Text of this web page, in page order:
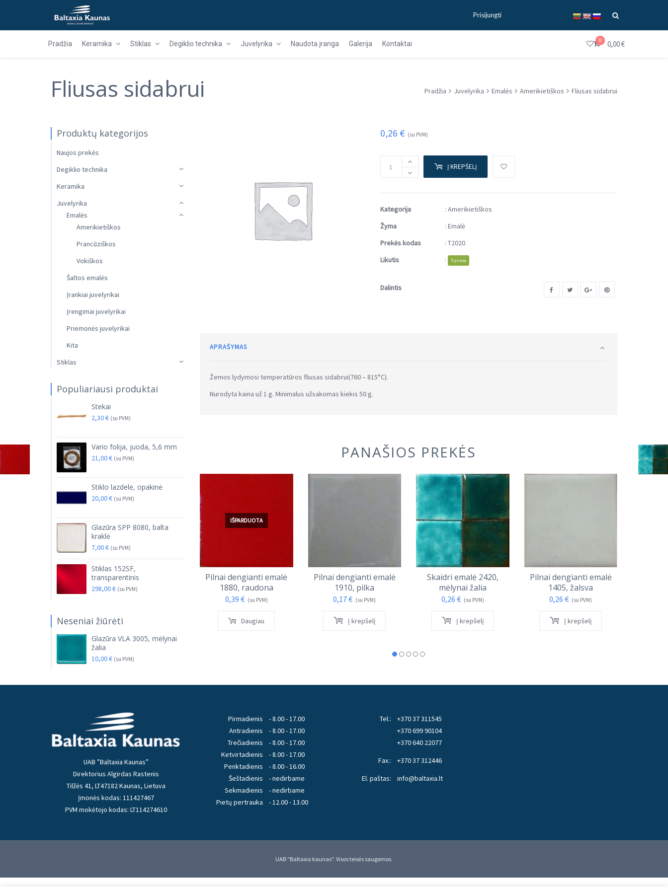
Prisijungti
Pradžia Keramika Stiklas Degiklio technika Juvelyrika Naudota įranga Galerija Kontaktai 0 0,00€
Fliusas sidabrui Pradžia Juvelyrika Emalės Amerikietiškos Fliusas sidabrui
0,26 € (su PVM)
Į KREPŠELĮ
Kategorija : Amerikietiškos
Žyma
: Emalė
Prekės kodas
: T2020
Likutis
: Turime
Dalintis
APRAŠYMAS
Žemos lydymosi temperatūros fliusas sidabrui(760 – 815°C).
Nurodyta kaina už 1 g. Minimalus užsakomas kiekis 50 g.
PANAŠIOS PREKĖS
IŠPARDUOTA
Pilnai dengianti emalė
1880, raudona
0,39 € (su PVM)
Daugiau
Pilnai dengianti emalė
1910, pilka
0,17€ (su PVM)
Į krepšelį
Skaidri emalė 2420,
mėlynai žalia
0,26 € (su PVM)
Į krepšelį
Pilnai dengianti emalė
1405, žalsva
0,26€ (su PVM)
Į krepšelį
Produktų kategorijos
Naujos prekės
Degiklio technika
Keramika
Juvelyrika
Emalės
Amerikietiškos
Prancūziškos
Vokiškos
Šaltos emalės
Įrankiai juvelyrikai
Įrengimai juvelyrikai
Priemonės juvelyrikai
Kita
Stiklas
Populiariausi produktai
Stekai
2,30€ (su PVM)
Vario folija, juoda, 5,6 mm
21,00€ (su PVM)
Stiklo lazdelė, opakinė
20,00€ (su PVM)
Glazūra SPP 8080, balta
kraklė
7,00€ (su PVM)
Stiklas 152SF,
transparentinis
298,00€ (su PVM)
Neseniai žiūrėti
Glazūra VLA 3005, mėlynai
žalia
10,00€ (su PVM)
UAB ”Baltaxia Kaunas”
Direktorius Algirdas Rastenis
Tilžės 41, LT47182 Kaunas, Lietuva
Įmonės kodas: 111427467
PVM mokėtojo kodas: LT114274610
Pirmadienis
Antradienis
Trečiadienis
Ketvirtadienis
Penktadienis
Šeštadienis
Sekmadienis
Pietų pertrauka
- 8.00 - 17.00
- 8.00 - 17.00
- 8.00 - 17.00
- 8.00 - 17.00
- 8.00 - 16.00
- nedirbame
- nedirbame
- 12.00 - 13.00
Tel.:
+370 37 311545
+370 699 90104
+370 640 22077
Fax.:
+370 37 312446
El. paštas:
info@baltaxia.lt
UAB "Baltaxia kaunas". Visos teisės saugomos.